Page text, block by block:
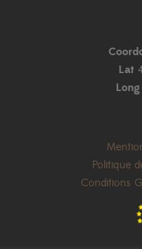
Lat
Long
Politique
Conditions